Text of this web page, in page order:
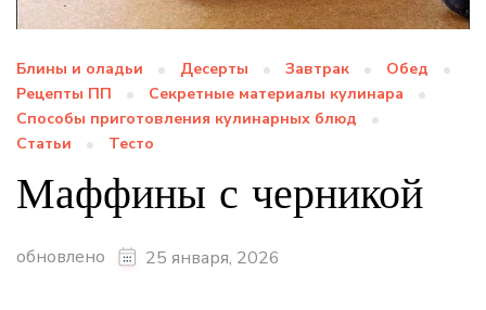
Блины и оладьи Десерты Завтрак
Обед
Рецепты ПП
Секретные материалы кулинара
Способы приготовления кулинарных блюд
Статьи
Тесто
Маффины с черникой
обновлено 25 января, 2026